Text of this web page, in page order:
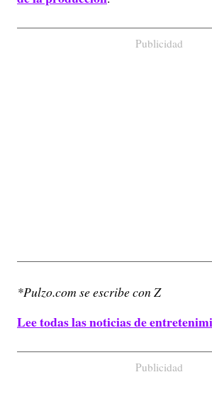
Publicidad
*Pulzo.com se escribe con Z
Lee todas las noticias de
Publicidad